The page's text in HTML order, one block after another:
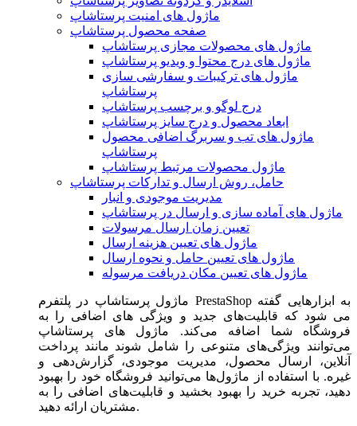
ماژول های امنیت پرستاشاپ
صفحه محصول پرستاشاپ
ماژول های محصولات مجازی پرستاشاپ
ماژول های درج محتوا و ویدیو پرستاشاپ
ماژول های ترکیبات و سفارشی سازی
پرستاشاپ
درج لوگو و برچسب پرستاشاپ
ابعاد محصول و درج سایز پرستاشاپ
ماژول های تب و سربرگ اضافی محصول
پرستاشاپ
ماژول محصولات مرتبط پرستاشاپ
حامل، روش ارسال و تدارکات پرستاشاپ
مدیریت موجودی و انبار
ماژول های آماده سازی و ارسال در پرستاشاپ
تعیین زمان ارسال مرسولات
ماژول های تعیین هزینه ارسال
ماژول های تعیین حامل و نحوه ارسال
ماژول های تعیین مکان دریافت مرسوله
ماژول‌ پرستاشاپ در پلتفرم PrestaShop به ابزارهایی گفته
می شود که قابلیت‌های جدید و ویژگی های اضافی را به
فروشگاه شما اضافه می‌کند. ماژول های پرستاشاپ
می‌توانند ویژگی‌های متنوعی را شامل شوند مانند پرداخت
آنلاین، ارسال محصول، مدیریت موجودی، گزارش‌دهی و
غیره. با استفاده از ماژول‌ها می‌توانید فروشگاه خود را بهبود
دهید، تجربه خرید را بهبود بخشید و قابلیت‌های اضافی را به
مشتریان ارائه دهید.